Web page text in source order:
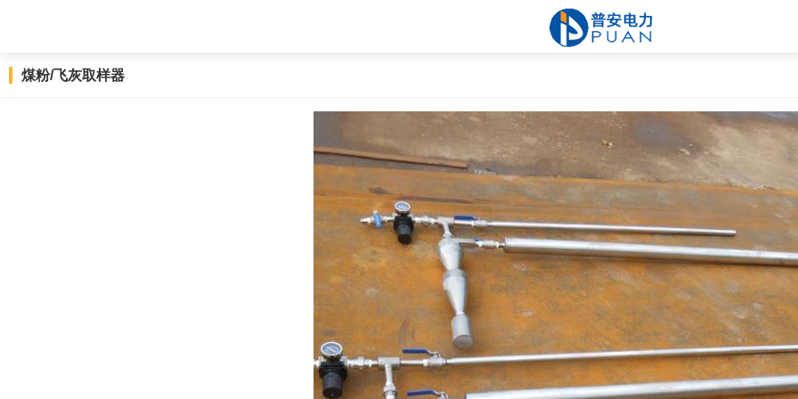
煤粉/飞灰取样器